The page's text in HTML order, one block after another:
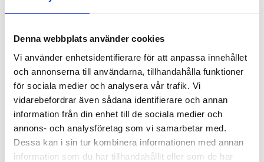
Denna webbplats använder cookies
Vi använder enhetsidentifierare för att anpassa innehållet
och annonserna till användarna, tillhandahålla funktioner
för sociala medier och analysera vår trafik. Vi
vidarebefordrar även sådana identifierare och annan
information från din enhet till de sociala medier och
annons- och analysföretag som vi samarbetar med.
Dessa kan i sin tur kombinera informationen med annan
information som du har tillhandahållit eller som de har
FRAKTFRITT INOM SVERIGE